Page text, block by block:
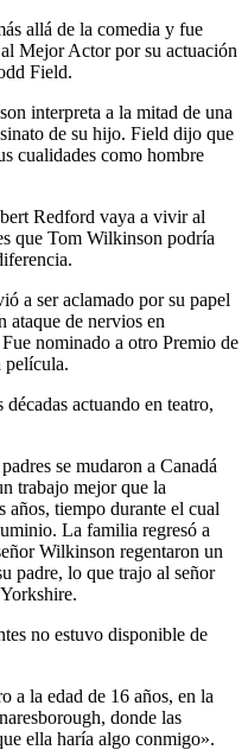
allá de la comedia y fue
Mejor Actor por su actuación
Field.
interpreta a la mitad de una
de su hijo. Field dijo que
cualidades como hombre
Redford vaya a vivir al
que Tom Wilkinson podría
a ser aclamado por su papel
ataque de nervios en
nominado a otro Premio de
película.
actuando en teatro,
se mudaron a Canadá
trabajo mejor que la
años, tiempo durante el cual
La familia regresó a
Wilkinson regentaron un
padre, lo que trajo al señor
no estuvo disponible de
a la edad de 16 años, en la
donde las
ella haría algo conmigo».